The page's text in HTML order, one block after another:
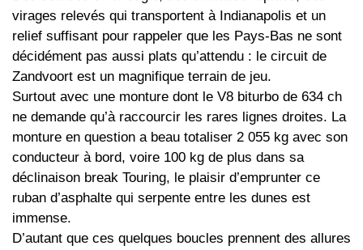
virages relevés qui transportent à Indianapolis et un
relief suffisant pour rappeler que les Pays‑Bas ne sont
décidément pas aussi plats qu’attendu : le circuit de
Zandvoort est un magnifique terrain de jeu.
Surtout avec une monture dont le V8 biturbo de 634 ch
ne demande qu’à raccourcir les rares lignes droites. La
monture en question a beau totaliser 2 055 kg avec son
conducteur à bord, voire 100 kg de plus dans sa
déclinaison break Touring, le plaisir d’emprunter ce
ruban d’asphalte qui serpente entre les dunes est
immense.
D’autant que ces quelques boucles prennent des allures